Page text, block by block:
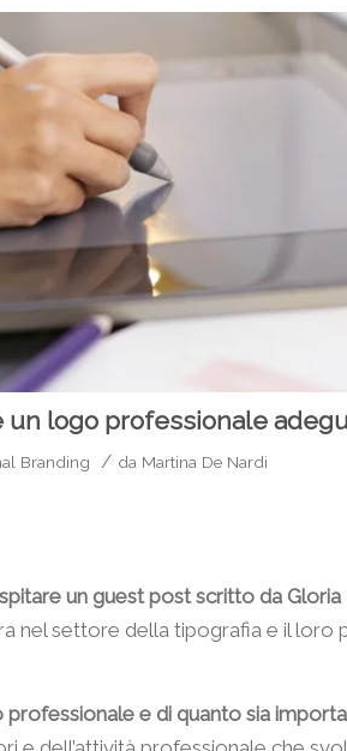
logo professionale
Branding / da Martina De Nardi
un guest post scritto da Gloria
nel settore della tipografia e il
e di quanto sia